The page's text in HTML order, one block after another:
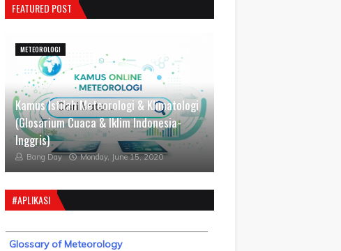
FEATURED POST
METEOROLOGI
Kamus Istilah Meteorologi & Klimatologi
(Glosarium Cuaca & Iklim Indonesia-
Inggris)
Bang Day Monday, June 15, 2020
#APLIKASI
Glossary of Meteorology